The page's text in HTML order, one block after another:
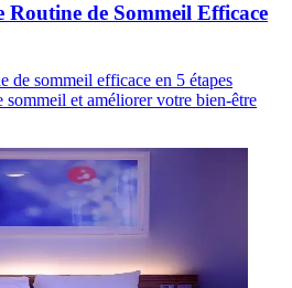
de Sommeil Efficace
de sommeil efficace en 5 étapes
et améliorer votre bien-être